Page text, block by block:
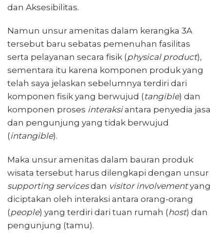
dan Aksesibilitas.
Namun unsur amenitas dalam kerangka 3A
tersebut baru sebatas pemenuhan fasilitas
serta pelayanan secara fisik (physical product),
sementara itu karena komponen produk yang
telah saya jelaskan sebelumnya terdiri dari
komponen fisik yang berwujud (tangible) dan
komponen proses interaksiantara penyedia jasa
dan pengunjung yang tidak berwujud
(intangible).
Maka unsur amenitas dalam bauran produk
wisata tersebut harus dilengkapi dengan unsur
supporting servicesdan visitor involvementyang
diciptakan oleh interaksi antara orang-orang
(people) yang terdiri dari tuan rumah (host) dan
pengunjung (tamu).